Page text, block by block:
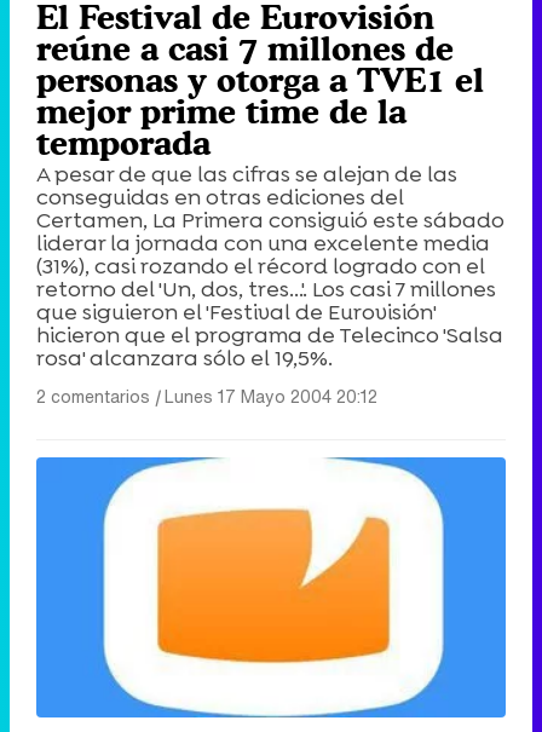
El Festival de Eurovisión
reúne a casi 7 millones de
personas y otorga a TVE1 el
mejor prime time de la
temporada
A pesar de que las cifras se alejan de las
conseguidas en otras ediciones del
Certamen, La Primera consiguió este sábado
liderar la jornada con una excelente media
(31%), casi rozando el récord logrado con el
retorno del 'Un, dos, tres...'. Los casi 7 millones
que siguieron el 'Festival de Eurovisión'
hicieron que el programa de Telecinco 'Salsa
rosa' alcanzara sólo el 19,5%.
2 comentarios |Lunes 17 Mayo 2004 20:12